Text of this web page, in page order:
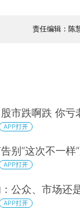
责任编辑：陈
股市跌啊跌 你
APP打开
别“这次不一样
APP打开
公众、市场还
APP打开